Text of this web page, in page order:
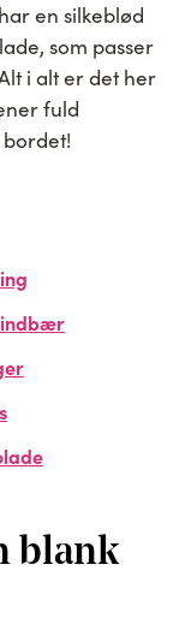
en silkeblød
som passer
i alt er det her
fuld
blank